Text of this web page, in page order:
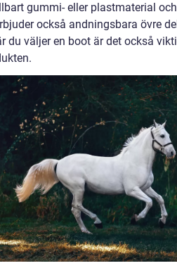
gummi- eller plastmaterial
också andningsbara övre
du väljer en boot är det också